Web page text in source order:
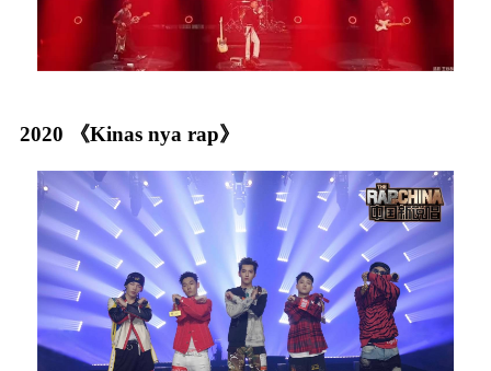
2020 《Kinas nya rap》